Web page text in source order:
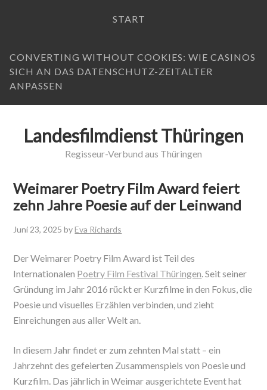
START
CONVERTING WITHOUT COOKIES: WIE CASINOS
SICH AN DAS DATENSCHUTZ-ZEITALTER
ANPASSEN
Landesfilmdienst Thüringen
Regisseur-Verbund aus Thüringen
Weimarer Poetry Film Award feiert
zehn Jahre Poesie auf der Leinwand
Juni 23, 2025 byEva Richards
Der Weimarer Poetry Film Award ist Teil des
Internationalen Poetry Film Festival Thüringen. Seit seiner
Gründung im Jahr 2016 rückt er Kurzfilme in den Fokus, die
Poesie und visuelles Erzählen verbinden, und zieht
Einreichungen aus aller Welt an.
In diesem Jahr findet er zum zehnten Mal statt – ein
Jahrzehnt des gefeierten Zusammenspiels von Poesie und
Kurzfilm. Das jährlich in Weimar ausgerichtete Event hat